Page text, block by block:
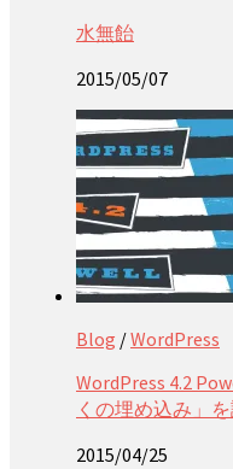
水無飴
2015/05/07
Blog /WordPress
WordPress 4.2
くの埋め込み」を
2015/04/25